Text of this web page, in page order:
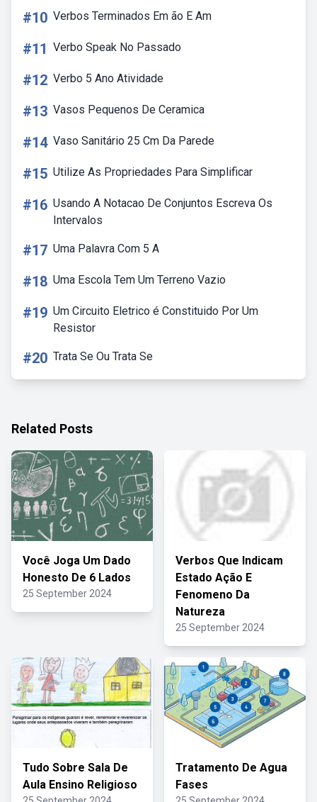
#10 Verbos Terminados Em ão E Am
#11 Verbo Speak No Passado
#12 Verbo 5 Ano Atividade
#13 Vasos Pequenos De Ceramica
#14 Vaso Sanitário 25 Cm Da Parede
#15 Utilize As Propriedades Para Simplificar
#16 Usando A Notacao De Conjuntos Escreva Os
Intervalos
#17 Uma Palavra Com 5 A
#18 Uma Escola Tem Um Terreno Vazio
#19 Um Circuito Eletrico é Constituido Por Um
Resistor
#20 Trata Se Ou Trata Se
Related Posts
Você Joga Um Dado
Honesto De 6 Lados
25 September 2024
Verbos Que Indicam
Estado Ação E
Fenomeno Da
Natureza
25 September 2024
Tudo Sobre Sala De
Aula Ensino Religioso
Tratamento De Agua
Fases